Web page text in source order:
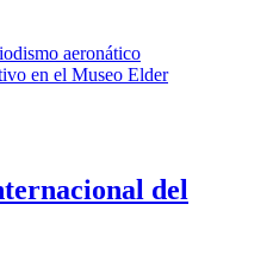
aeronático
en el Museo Elder
del